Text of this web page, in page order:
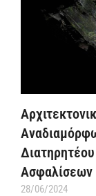
Ασφαλίσεων
28/06/2024